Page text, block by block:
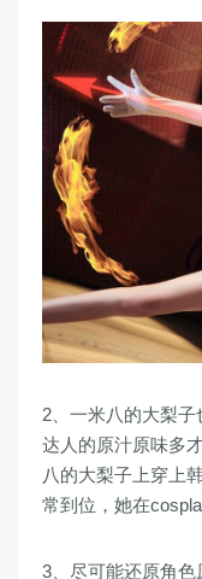
2、一米八的大梨
达人的原汁原味多
八的大梨子上穿上
常到位，她在
3、尽可能还原角